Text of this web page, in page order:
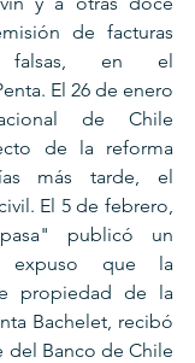
de facturas
falsas, en el
El 26 de enero
de Chile
de la reforma
más tarde, el
El 5 de febrero,
publicó un
expuso que la
propiedad de la
Bachelet, recibó
del Banco de Chile